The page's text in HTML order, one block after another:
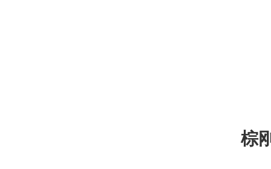
棕